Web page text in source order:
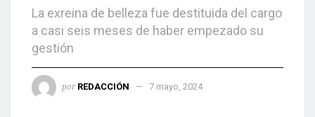
La exreina de belleza fue destituida del cargo
a casi seis meses de haber empezado su
gestión
por REDACCIÓN 7 mayo, 2024